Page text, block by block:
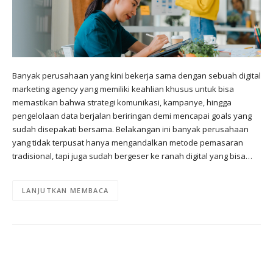
Banyak perusahaan yang kini bekerja sama dengan sebuah digital
marketing agency yang memiliki keahlian khusus untuk bisa
memastikan bahwa strategi komunikasi, kampanye, hingga
pengelolaan data berjalan beriringan demi mencapai goals yang
sudah disepakati bersama. Belakangan ini banyak perusahaan
yang tidak terpusat hanya mengandalkan metode pemasaran
tradisional, tapi juga sudah bergeser ke ranah digital yang bisa…
LANJUTKAN MEMBACA